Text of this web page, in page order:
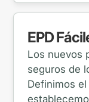
EPD
Los nuevos
seguros de
Definimos